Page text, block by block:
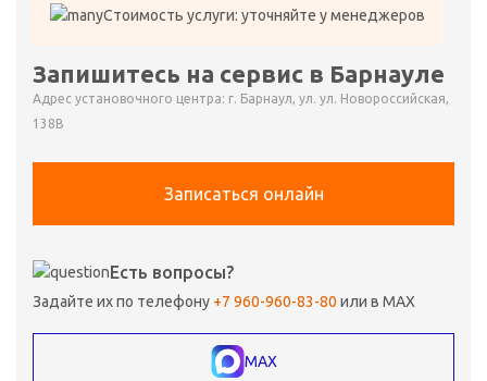
Стоимость услуги: уточняйте у менеджеров
Запишитесь на сервис в Барнауле
Адрес установочного центра: г. Барнаул, ул. ул. Новороссийская,
138В
Записаться онлайн
Есть вопросы?
Задайте их по телефону +7 960-960-83-80 или в MAX
MAX